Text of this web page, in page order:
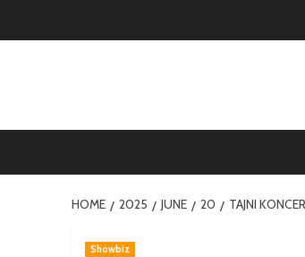
HOME 2025 JUNE 20 TAJNI
Showbiz